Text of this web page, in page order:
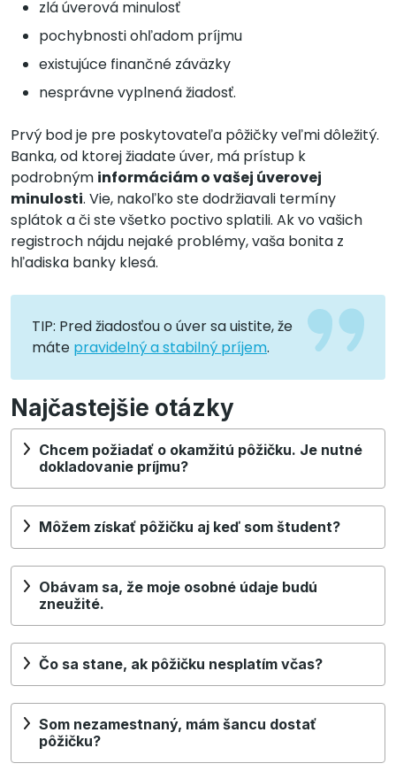
zlá úverová minulosť
pochybnosti ohľadom príjmu
existujúce finančné záväzky
nesprávne vyplnená žiadosť.
Prvý bod je pre poskytovateľa pôžičky veľmi dôležitý.
Banka, od ktorej žiadate úver, má prístup k
podrobným informáciám o vašej úverovej
minulosti. Vie, nakoľko ste dodržiavali termíny
splátok a či ste všetko poctivo splatili. Ak vo vašich
registroch nájdu nejaké problémy, vaša bonita z
hľadiska banky klesá.
TIP: Pred žiadosťou o úver sa uistite, že
máte pravidelný a stabilný príjem.
Najčastejšie otázky
Chcem požiadať o okamžitú pôžičku. Je nutné
dokladovanie príjmu?
Môžem získať pôžičku aj keď som študent?
Obávam sa, že moje osobné údaje budú
zneužité.
Čo sa stane, ak pôžičku nesplatím včas?
Som nezamestnaný, mám šancu dostať
pôžičku?